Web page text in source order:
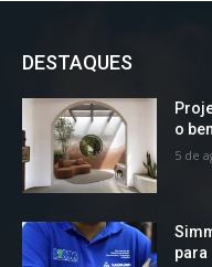
DESTAQUES
o
5 de
para